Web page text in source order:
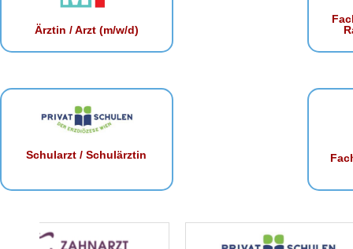
Ärztin / Arzt (m/w/d)
Schularzt / Schulärztin